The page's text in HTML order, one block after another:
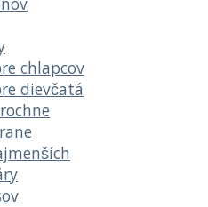
chlapcov
dievčatá